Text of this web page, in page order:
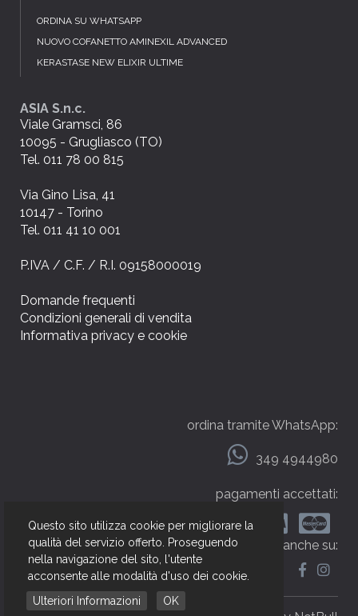
ORDINA SU WHATSAPP
NUOVO COFANETTO AMINEXIL ADVANCED
KERASTASE NEW ELIXIR ULTIME
ASIA S.n.c.
Viale Gramsci, 86
10095 - Grugliasco (TO)
Tel. 011 78 00 815
Via Gino Lisa, 41
10147 - Torino
Tel. 011 41 10 001
P.IVA / C.F. / R.I. 09158000019
Domande frequenti
Condizioni generali di vendita
Informativa privacy e cookie
ordina tramite WhatsApp:
349 4944980
pagamenti accettati:
seguici anche su:
Questo sito utilizza cookie per migliorare la
qualità del servizio offerto. Proseguendo
nella navigazione del sito, l'utente
acconsente alle modalità d'uso dei cookie.
Ulteriori Informazioni
OK